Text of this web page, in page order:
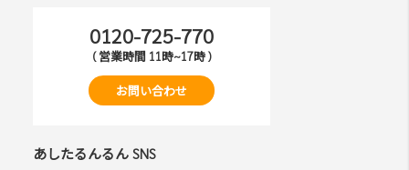
0120-725-770
( 営業時間 11時~17時 )
お問い合わせ
あしたるんるん SNS